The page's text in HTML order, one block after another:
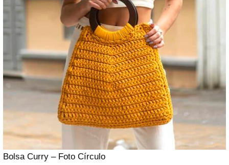
Bolsa Curry – Foto Círculo